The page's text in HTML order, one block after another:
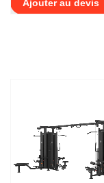
Ajouter au devis